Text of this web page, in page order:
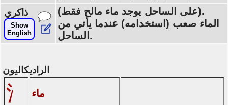
ذاكري
Show
English
(على الساحل يوجد ماء مالح فقط).
الماء صعب (استخدامه) عندما يأتي من
الساحل.
الراديكاليون
氵 ماء